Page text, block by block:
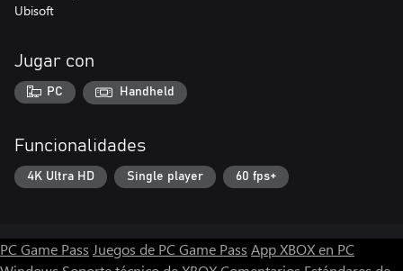
Ubisoft
Jugar con
PC Handheld
Funcionalidades
4K Ultra HD Single player 60 fps+
PC Game Pass Juegos de PC Game Pass App XBOX en PC